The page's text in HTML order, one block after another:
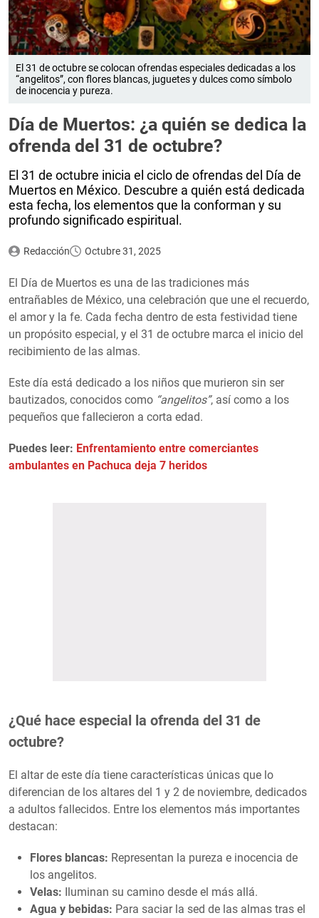
El 31 de octubre se colocan ofrendas especiales dedicadas a los
“angelitos”, con flores blancas, juguetes y dulces como símbolo
de inocencia y pureza.
Día de Muertos: ¿a quién se dedica la
ofrenda del 31 de octubre?
El 31 de octubre inicia el ciclo de ofrendas del Día de
Muertos en México. Descubre a quién está dedicada
esta fecha, los elementos que la conforman y su
profundo significado espiritual.
Redacción Octubre 31, 2025
El Día de Muertos es una de las tradiciones más
entrañables de México, una celebración que une el recuerdo,
el amor y la fe. Cada fecha dentro de esta festividad tiene
un propósito especial, y el 31 de octubre marca el inicio del
recibimiento de las almas.
Este día está dedicado a los niños que murieron sin ser
bautizados, conocidos como “angelitos”, así como a los
pequeños que fallecieron a corta edad.
Puedes leer: Enfrentamiento entre comerciantes
ambulantes en Pachuca deja 7 heridos
¿Qué hace especial la ofrenda del 31 de
octubre?
El altar de este día tiene características únicas que lo
diferencian de los altares del 1 y 2 de noviembre, dedicados
a adultos fallecidos. Entre los elementos más importantes
destacan:
Flores blancas: Representan la pureza e inocencia de
los angelitos.
Velas: Iluminan su camino desde el más allá.
Agua y bebidas: Para saciar la sed de las almas tras el